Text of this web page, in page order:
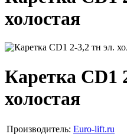
холостая
Каретка CD1
холостая
Производитель: Euro-lift.ru